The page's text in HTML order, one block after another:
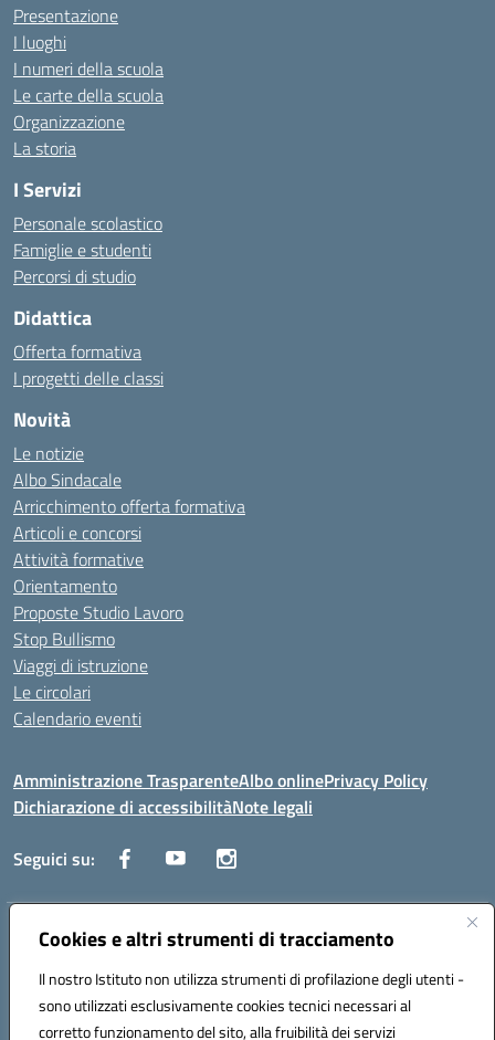
Cookies e altri strumenti di tracciamento
Il nostro Istituto non utilizza strumenti di profilazione degli utenti -
sono utilizzati esclusivamente cookies tecnici necessari al
corretto funzionamento del sito, alla fruibilità dei servizi
Presentazione
I luoghi
I numeri della scuola
Le carte della scuola
Organizzazione
La storia
I Servizi
Personale scolastico
Famiglie e studenti
Percorsi di studio
Didattica
Offerta formativa
I progetti delle classi
Novità
Le notizie
Albo Sindacale
Arricchimento offerta formativa
Articoli e concorsi
Attività formative
Orientamento
Proposte Studio Lavoro
Stop Bullismo
Viaggi di istruzione
Le circolari
Calendario eventi
Amministrazione TrasparenteAlbo onlinePrivacy Policy
Dichiarazione di accessibilitàNote legali
Seguici su:
Indirizzo:Corso Fornari, 1 - 70056 Molfetta
Posta elettronica certificata (PEC):BARH04000D@pec.istruzione.it
Codice fiscale: 93249230728